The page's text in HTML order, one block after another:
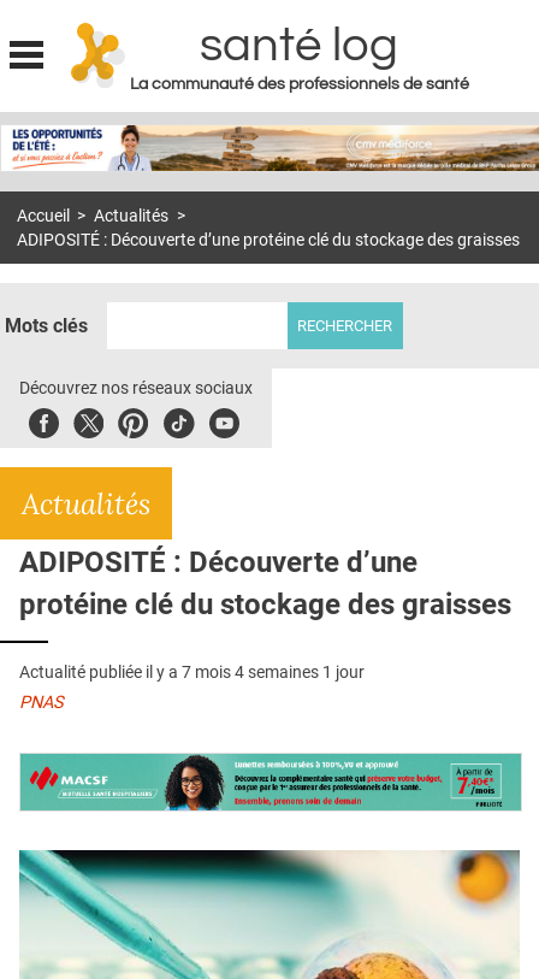
Jump to navigation
santé log
La communauté des professionnels de santé
MON COMPTE
S'ABONNER À LA REVUE SOIN À DOMICILE
DOSSIERS
E-REVUE SAD
L'APP
QUI SOMMES-NOUS ?
PUBLICITÉ
CONDITIONS GÉNÉRALES
CONTACT
Accueil > Actualités >
ADIPOSITÉ : Découverte d’une protéine clé du stockage des graisses
Mots clés
Découvrez nos réseaux sociaux
FacebookTwitterPinterest
TiktokYoubute
Actualités
ADIPOSITÉ : Découverte d’une
protéine clé du stockage des graisses
Actualité publiée il y a 7 mois 4 semaines 1 jour
PNAS